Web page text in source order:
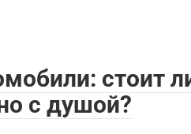
стоит
с душой?